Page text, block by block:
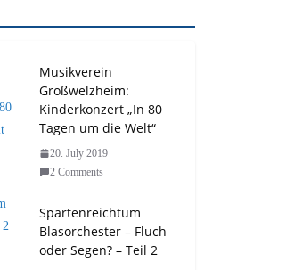
Musikverein
Großwelzheim:
Kinderkonzert „In 80
Tagen um die Welt“
20. July 2019
2 Comments
Spartenreichtum
Blasorchester – Fluch
oder Segen? – Teil 2